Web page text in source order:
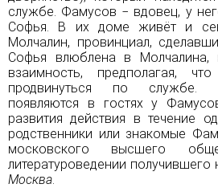
службе. Фамусов − вдовец, у
Софья. В их доме живёт и
Молчалин, провинциал,
Софья влюблена в Молчалина,
взаимность, предполагая,
продвинуться по службе.
появляются в гостях у
развития действия в течение
родственники или знакомые
московского высшего
литературоведении получившего
Москва.